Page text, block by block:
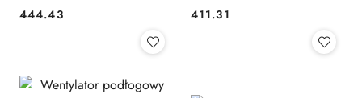
Cena:
444.43 Cena:
411.31